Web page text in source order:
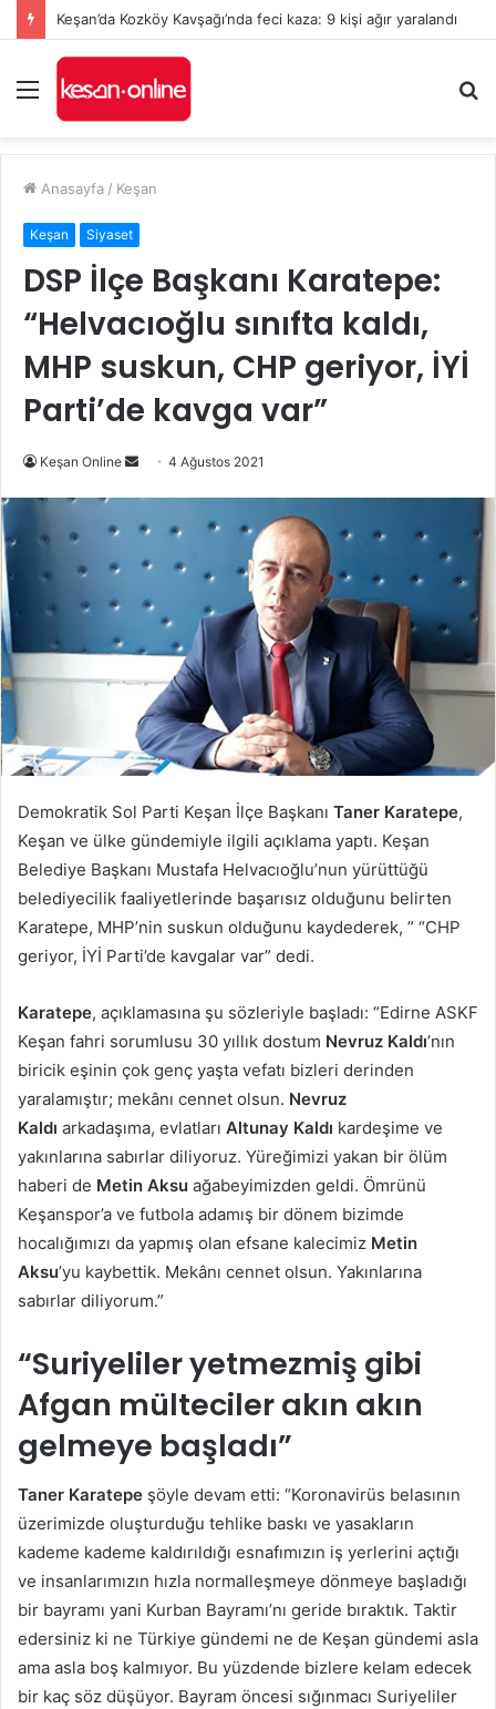
Keşan’da Kozköy Kavşağı’nda feci kaza: 9 kişi ağır yaralandı
Menü
...
Anasayfa / Keşan
Keşan Siyaset
DSP İlçe Başkanı Karatepe:
“Helvacıoğlu sınıfta kaldı,
MHP suskun, CHP geriyor, İYİ
Parti’de kavga var”
Keşan Online
Bir
göndermek
4 Ağustos 2021
Demokratik Sol Parti Keşan İlçe Başkanı Taner Karatepe,
Keşan ve ülke gündemiyle ilgili açıklama yaptı. Keşan
Belediye Başkanı Mustafa Helvacıoğlu’nun yürüttüğü
belediyecilik faaliyetlerinde başarısız olduğunu belirten
Karatepe, MHP’nin suskun olduğunu kaydederek, ” “CHP
geriyor, İYİ Parti’de kavgalar var” dedi.
Karatepe, açıklamasına şu sözleriyle başladı: “Edirne ASKF
Keşan fahri sorumlusu 30 yıllık dostum Nevruz Kaldı’nın
biricik eşinin çok genç yaşta vefatı bizleri derinden
yaralamıştır; mekânı cennet olsun. Nevruz
Kaldı arkadaşıma, evlatları Altunay Kaldı kardeşime ve
yakınlarına sabırlar diliyoruz. Yüreğimizi yakan bir ölüm
haberi de Metin Aksu ağabeyimizden geldi. Ömrünü
Keşanspor’a ve futbola adamış bir dönem bizimde
hocalığımızı da yapmış olan efsane kalecimiz Metin
Aksu’yu kaybettik. Mekânı cennet olsun. Yakınlarına
sabırlar diliyorum.”
“Suriyeliler yetmezmiş gibi
Afgan mülteciler akın akın
gelmeye başladı”
Taner Karatepe şöyle devam etti: “Koronavirüs belasının
üzerimizde oluşturduğu tehlike baskı ve yasakların
kademe kademe kaldırıldığı esnafımızın iş yerlerini açtığı
ve insanlarımızın hızla normalleşmeye dönmeye başladığı
bir bayramı yani Kurban Bayramı’nı geride bıraktık. Taktir
edersiniz ki ne Türkiye gündemi ne de Keşan gündemi asla
ama asla boş kalmıyor. Bu yüzdende bizlere kelam edecek
bir kaç söz düşüyor. Bayram öncesi sığınmacı Suriyeliler